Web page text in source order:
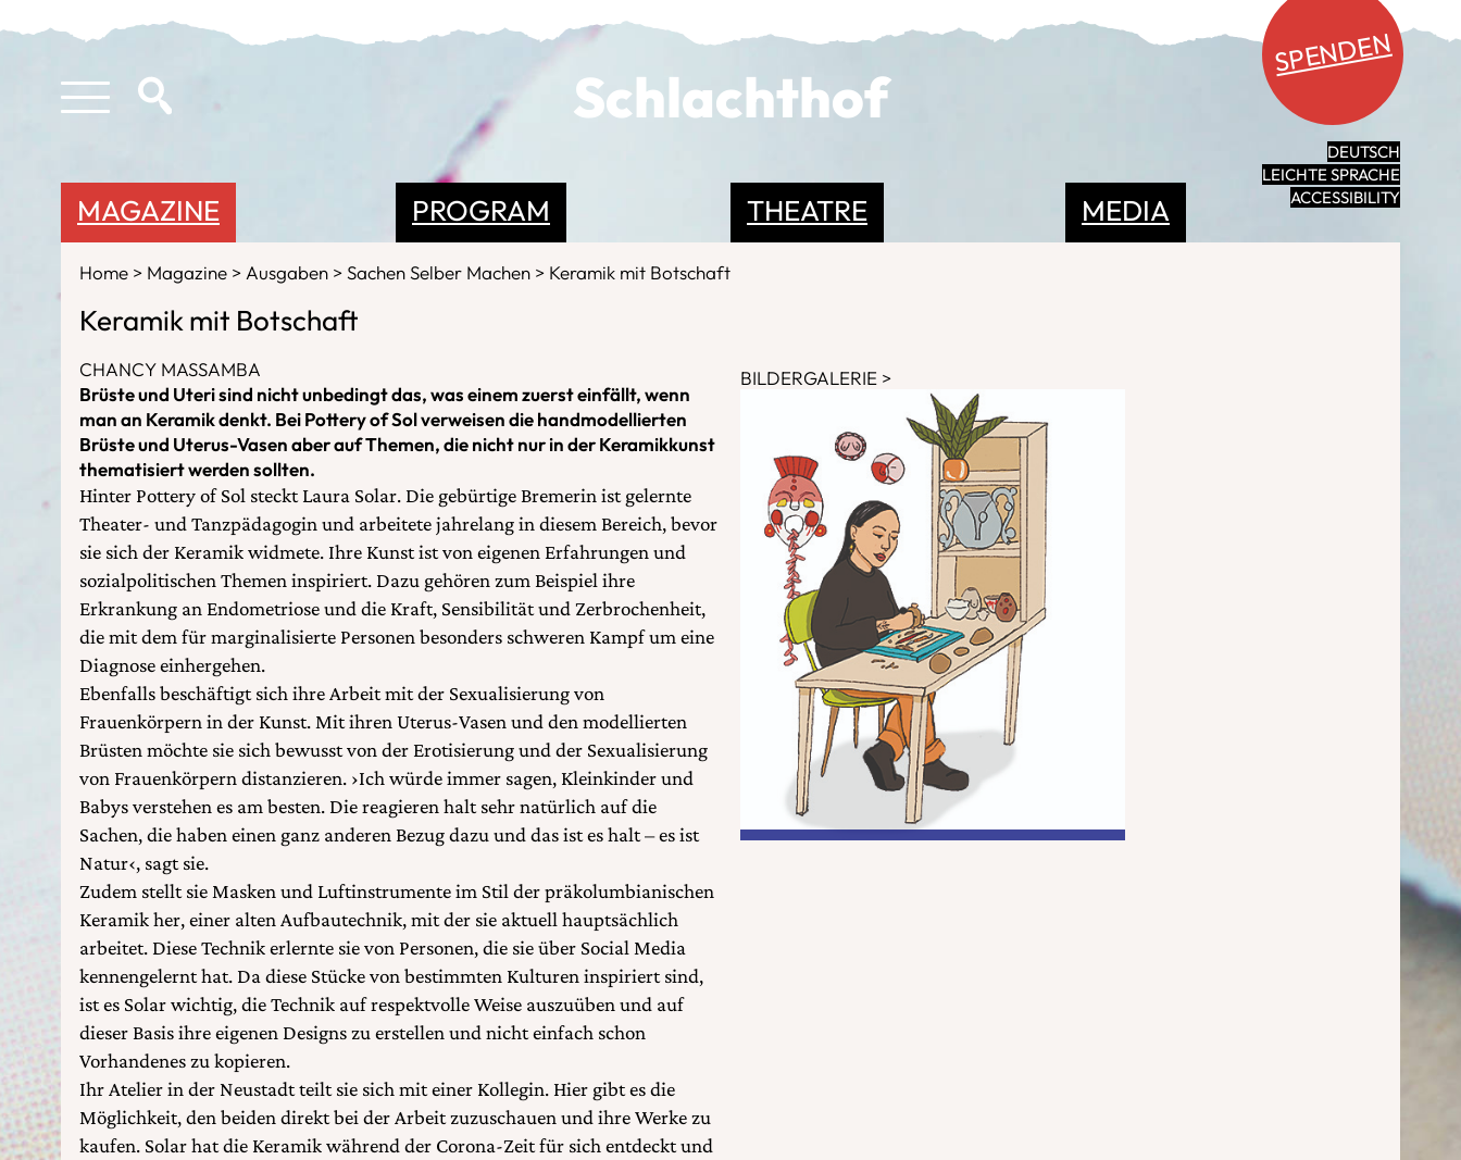
Schlachthof
SPENDEN
DEUTSCH
LEICHTE SPRACHE
ACCESSIBILITY
PROGRAM THEATRE MEDIA
MAGAZINE
Home Magazine Ausgaben Sachen Selber Machen Keramik mit Botschaft
Keramik mit Botschaft
CHANCY MASSAMBA
Brüste und Uteri sind nicht unbedingt das, was einem zuerst einfällt, wenn
man an Keramik denkt. Bei Pottery of Sol verweisen die handmodellierten
Brüste und Uterus-Vasen aber auf Themen, die nicht nur in der Keramikkunst
thematisiert werden sollten.
Hinter Pottery of Sol steckt Laura Solar. Die gebürtige Bremerin ist gelernte
Theater- und Tanzpädagogin und arbeitete jahrelang in diesem Bereich, bevor
sie sich der Keramik widmete. Ihre Kunst ist von eigenen Erfahrungen und
sozialpolitischen Themen inspiriert. Dazu gehören zum Beispiel ihre
Erkrankung an Endometriose und die Kraft, Sensibilität und Zerbrochenheit,
die mit dem für marginalisierte Personen besonders schweren Kampf um eine
Diagnose einhergehen.
Ebenfalls beschäftigt sich ihre Arbeit mit der Sexualisierung von
Frauenkörpern in der Kunst. Mit ihren Uterus-Vasen und den modellierten
Brüsten möchte sie sich bewusst von der Erotisierung und der Sexualisierung
von Frauenkörpern distanzieren. ›Ich würde immer sagen, Kleinkinder und
Babys verstehen es am besten. Die reagieren halt sehr natürlich auf die
Sachen, die haben einen ganz anderen Bezug dazu und das ist es halt – es ist
Natur‹, sagt sie.
Zudem stellt sie Masken und Luftinstrumente im Stil der präkolumbianischen
Keramik her, einer alten Aufbautechnik, mit der sie aktuell hauptsächlich
arbeitet. Diese Technik erlernte sie von Personen, die sie über Social Media
kennengelernt hat. Da diese Stücke von bestimmten Kulturen inspiriert sind,
ist es Solar wichtig, die Technik auf respektvolle Weise auszuüben und auf
dieser Basis ihre eigenen Designs zu erstellen und nicht einfach schon
Vorhandenes zu kopieren.
Ihr Atelier in der Neustadt teilt sie sich mit einer Kollegin. Hier gibt es die
Möglichkeit, den beiden direkt bei der Arbeit zuzuschauen und ihre Werke zu
kaufen. Solar hat die Keramik während der Corona-Zeit für sich entdeckt und
BILDERGALERIE